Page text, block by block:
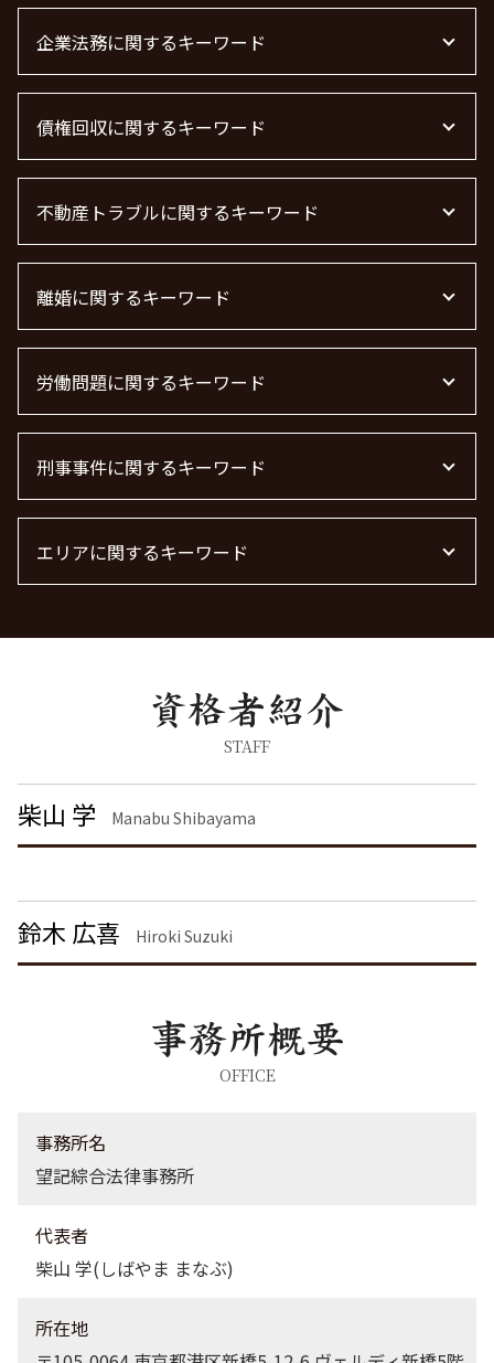
企業法務に関するキーワード
顧問弁護士 メリット
顧問弁護士 契約
下請法 改正 2026
顧問弁護士 個人事業主
顧問弁護士とは
m&a 弁護士 費用
企業法務とは
法律事務所 m&a
m&a 弁護士
顧問弁護士 費用 中小企業
退職勧奨 言ってはいけない
顧問弁護士
顧問弁護士 費用
債権回収に関するキーワード
債権回収 個人
売掛金 未回収
債権回収
債権回収 無視
債権回収 弁護士
借金 時効 個人
借金 時効
弁護士 債権回収 流れ
債権回収 時効
借金 時効の援用 その後
不動産トラブルに関するキーワード
不動産 トラブル相談
不動産トラブル 相談
不動産 トラブル 相談 東京都
賃貸 苦情 どこに
不動産屋 トラブル 相談
不動産トラブル
不動産トラブル 弁護士
不動産賃貸 弁護士
離婚に関するキーワード
離婚 慰謝料 養育費
離婚 慰謝料なし
離婚 精神的苦痛 慰謝料相場
養育費 決め方
離婚調停 期間
離婚 慰謝料 相場
離婚 慰謝料払わない
共同親権 制度
離婚裁判
労働問題に関するキーワード
労働問題に強い弁護士 東京
労働問題 弁護士
労働問題に強い弁護士
労働問題 解決策
労働問題 種類
刑事事件に関するキーワード
詐欺罪 時効
刑事事件 民事事件 違い
脅迫罪 構成要件
暴行罪 構成要件
刑事事件 弁護士
痴漢 冤罪 逮捕
器物破損 慰謝料
脅迫罪 慰謝料
エリアに関するキーワード
債権回収 大田区 弁護士
債権回収 東京都 弁護士
不動産トラブル 栃木県 弁護士
債権回収 千葉県 弁護士
離婚 神奈川県 弁護士
刑事事件 千葉県 弁護士
企業法務 茨城県 弁護士
労働問題 渋谷区 弁護士
離婚 埼玉県 弁護士
不動産トラブル 茨城県 弁護士
不動産トラブル 埼玉県 弁護士
STAFF
柴山 学 Manabu Shibayama
鈴木 広喜 Hiroki Suzuki
OFFICE
事務所名
望記綜合法律事務所
代表者
柴山 学(しばやま まなぶ)
所在地